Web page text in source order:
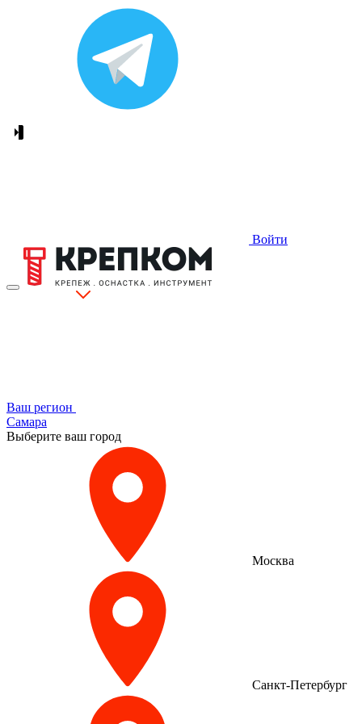
Войти
Ваш регион
Самара
Выберите ваш город
Москва
Санкт-Петербург